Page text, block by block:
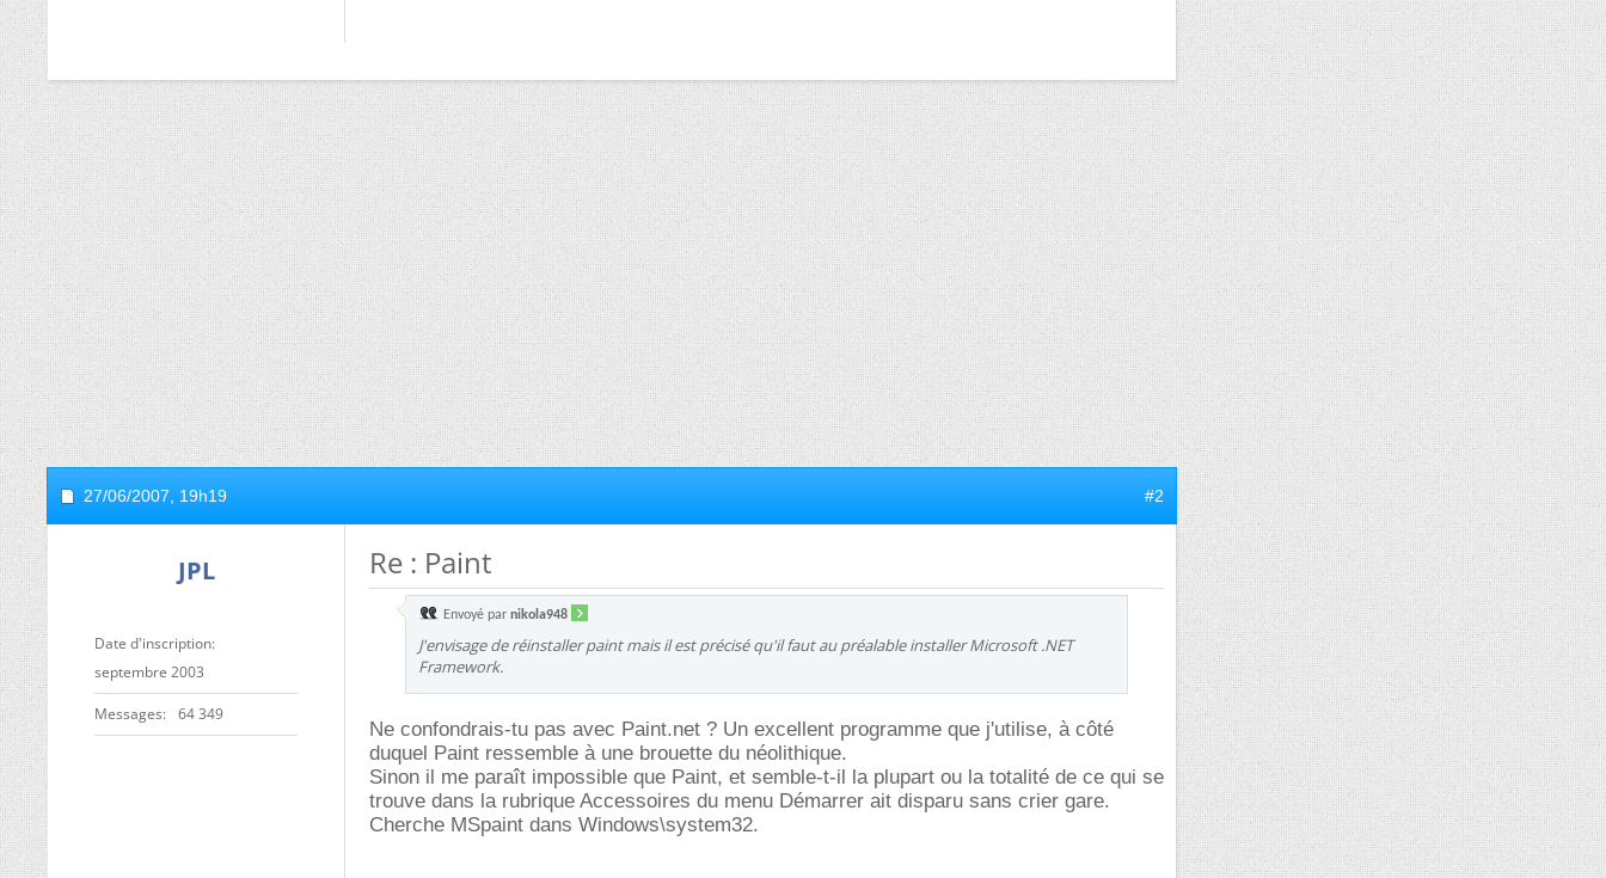
27/06/2007, 19h19 #2
JPL
Date d'inscription
septembre 2003
Messages 64 349
Re : Paint
Envoyé par nikola948
J'envisage de réinstaller paint mais il est précisé qu'il faut au préalable installer Microsoft .NET
Framework.
Ne confondrais-tu pas avec Paint.net ? Un excellent programme que j'utilise, à côté
duquel Paint ressemble à une brouette du néolithique.
Sinon il me paraît impossible que Paint, et semble-t-il la plupart ou la totalité de ce qui se
trouve dans la rubrique Accessoires du menu Démarrer ait disparu sans crier gare.
Cherche MSpaint dans Windows\system32.